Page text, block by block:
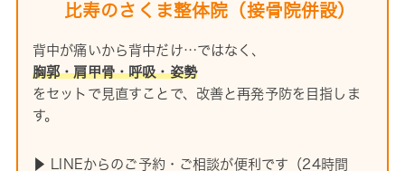
比寿のさくま整体院（接骨院併設）
背中が痛いから背中だけ…ではなく、
胸郭・肩甲骨・呼吸・姿勢
をセットで見直すことで、改善と再発予防を目指しま
す。
▶ LINEからのご予約・ご相談が便利です（24時間